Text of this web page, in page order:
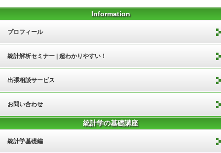
Information
プロフィール
統計解析セミナー | 超わかりやすい！
出張相談サービス
お問い合わせ
統計学の基礎講座
統計学基礎編